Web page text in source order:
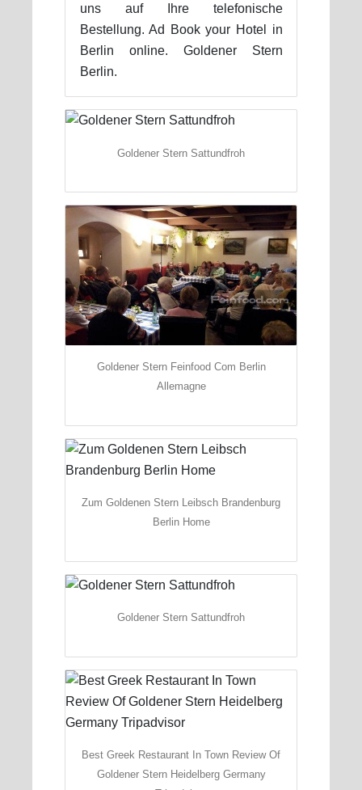
uns auf Ihre telefonische
Bestellung. Ad Book your Hotel in
Berlin online. Goldener Stern
Berlin.
Goldener Stern Sattundfroh
Goldener Stern Feinfood Com Berlin
Allemagne
Zum Goldenen Stern Leibsch Brandenburg
Berlin Home
Goldener Stern Sattundfroh
Best Greek Restaurant In Town Review Of
Goldener Stern Heidelberg Germany